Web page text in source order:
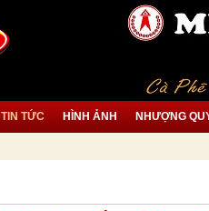
TIN TỨC HÌNH ẢNH NHƯỢNG